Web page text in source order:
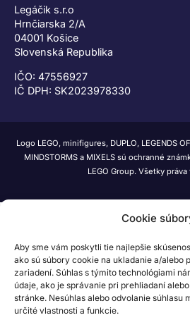
Cookie
Aby sme vám poskytli tie najlepšie
ako sú súbory cookie na ukladanie a/alebo
zariadení. Súhlas s týmito technológiami
údaje, ako je správanie pri prehliadaní
stránke. Nesúhlas alebo odvolanie súhlasu
určité vlastnosti a funkcie.
Legáčik s.r.o
Hrnčiarska 2/A
04001 Košice
Slovenská Republika
IČO: 47556927
IČ DPH: SK2023978330
Logo LEGO, minifigures, DUPLO, LEGENDS
MINDSTORMS a MIXELS sú ochranné
LEGO Group. Všetky